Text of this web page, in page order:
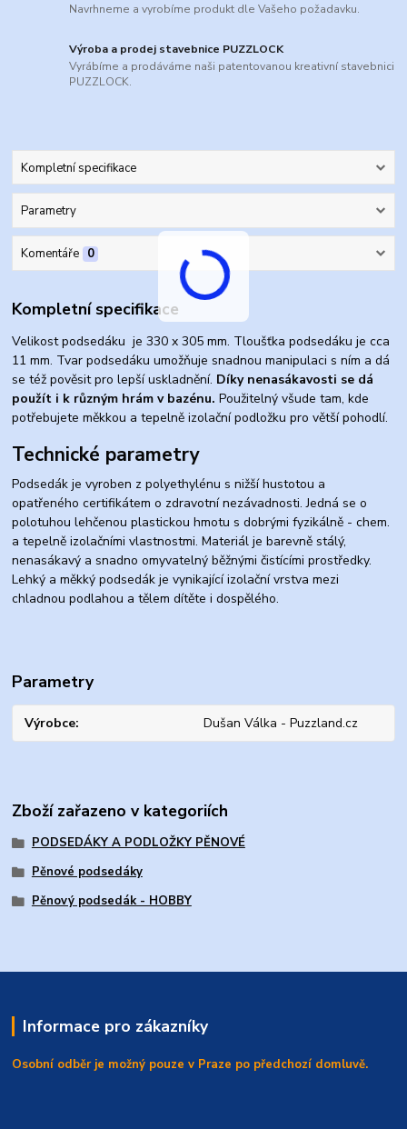
Navrhneme a vyrobíme produkt dle Vašeho požadavku.
Výroba a prodej stavebnice PUZZLOCK
Vyrábíme a prodáváme naši patentovanou kreativní stavebnici
PUZZLOCK.
Kompletní specifikace
Parametry
Komentáře 0
Kompletní specifikace
Velikost podsedáku je 330 x 305 mm. Tloušťka podsedáku je cca
11 mm. Tvar podsedáku umožňuje snadnou manipulaci s ním a dá
se též pověsit pro lepší uskladnění. Díky nenasákavosti se dá
použít i k různým hrám v bazénu.Použitelný všude tam, kde
potřebujete měkkou a tepelně izolační podložku pro větší pohodlí.
Technické parametry
Podsedák je vyroben z polyethylénu s nižší hustotou a
opatřeného certifikátem o zdravotní nezávadnosti. Jedná se o
polotuhou lehčenou plastickou hmotu s dobrými fyzikálně - chem.
a tepelně izolačními vlastnostmi. Materiál je barevně stálý,
nenasákavý a snadno omyvatelný běžnými čistícími prostředky.
Lehký a měkký podsedák je vynikající izolační vrstva mezi
chladnou podlahou a tělem dítěte i dospělého.
Parametry
Výrobce Dušan Válka - Puzzland.cz
Zboží zařazeno v kategoriích
PODSEDÁKY A PODLOŽKY PĚNOVÉ
Pěnové podsedáky
Pěnový podsedák - HOBBY
Informace pro zákazníky
Osobní odběr je možný pouze v Praze po předchozí domluvě.